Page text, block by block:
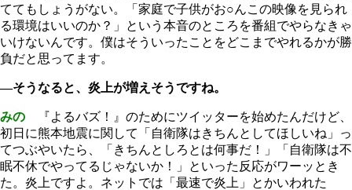
ててもしょうがない。「家庭で子供がお○んこの映像を見られ
る環境はいいのか？」という本音のところを番組でやらなきゃ
いけないんです。僕はそういったことをどこまでやれるかが勝
負だと思ってます。
―そうなると、炎上が増えそうですね。
みの 『よるバズ！』のためにツイッターを始めたんだけど、
初日に熊本地震に関して「自衛隊はきちんとしてほしいね」っ
てつぶやいたら、「きちんとしろとは何事だ！」「自衛隊は不
眠不休でやってるじゃないか！」といった反応がワーッとき
た。炎上ですよ。ネットでは「最速で炎上」とかいわれた